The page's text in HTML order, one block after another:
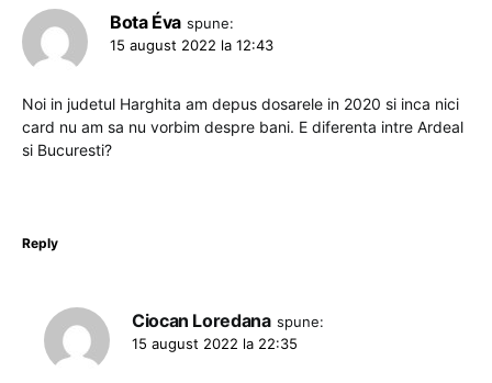
Bota Éva spune:
15 august 2022 la 12:43
Noi in judetul Harghita am depus dosarele in 2020 si inca nici
card nu am sa nu vorbim despre bani. E diferenta intre Ardeal
si Bucuresti?
Reply
Ciocan Loredana spune:
15 august 2022 la 22:35